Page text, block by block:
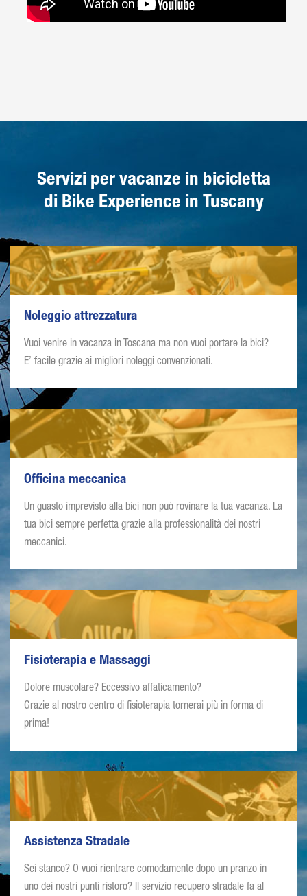
Servizi per vacanze in bicicletta
di Bike Experience in Tuscany
Noleggio attrezzatura
Vuoi venire in vacanza in Toscana ma non vuoi portare la bici?
E’ facile grazie ai migliori noleggi convenzionati.
Officina meccanica
Un guasto imprevisto alla bici non può rovinare la tua vacanza. La
tua bici sempre perfetta grazie alla professionalità dei nostri
meccanici.
Fisioterapia e Massaggi
Dolore muscolare? Eccessivo affaticamento?
Grazie al nostro centro di fisioterapia tornerai più in forma di
prima!
Assistenza Stradale
Sei stanco? O vuoi rientrare comodamente dopo un pranzo in
uno dei nostri punti ristoro? Il servizio recupero stradale fa al